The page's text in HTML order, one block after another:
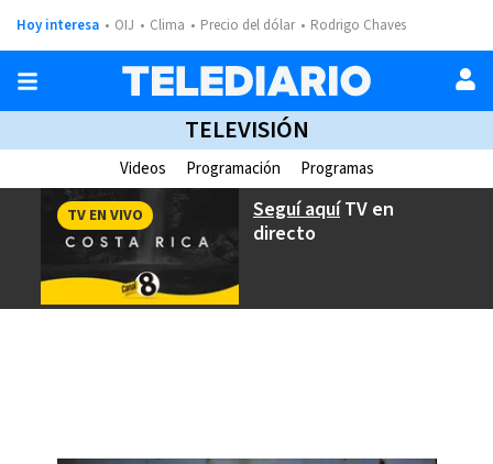
Hoy interesa OIJ Clima Precio del dólar Rodrigo Chaves
TELEVISIÓN
Videos Programación Programas
Seguí aquíTV en
directo
TV EN VIVO